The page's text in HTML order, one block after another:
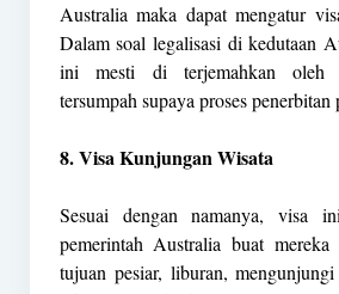
Australia maka dapat mengatur
Dalam soal legalisasi di kedutaan
ini mesti di terjemahkan oleh
tersumpah supaya proses
8. Visa Kunjungan Wisata
Sesuai dengan namanya, visa
pemerintah Australia buat mereka
tujuan pesiar, liburan,